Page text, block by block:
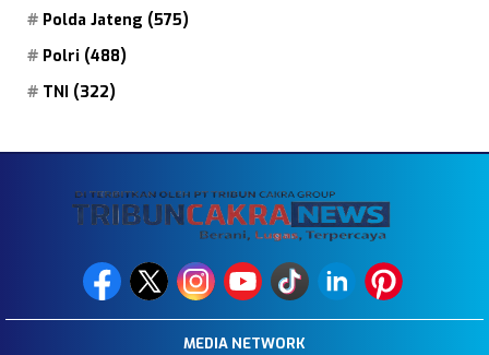
Polda Jateng (575)
Polri (488)
TNI (322)
MEDIA NETWORK